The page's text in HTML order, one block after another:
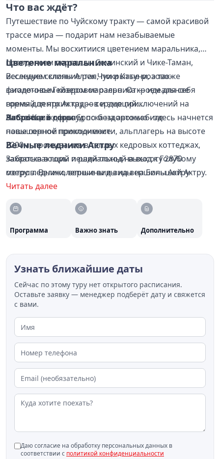
Что вас ждёт?
Путешествие по Чуйскому тракту — самой красивой
трассе мира — подарит нам незабываемые
моменты. Мы восхитиися цветением маральника,
преодолеем перевалы Семинский и Чике-Таман,
исследуем слияние рек Чуи и Катуни, а также
загадочное Гейзеровое озеро. Откроем для себя
горный центр Актру — сердце приключений на
Алтае! Кас ждет заброска на автомобиле
повышенной проходимости, альплагерь на высоте
2200м, проживание в теплых кедровых коттеджах,
захватывающий пеший поход на высоту 2870
метров. Великолепные виды на вершины Актру-
Баши, Кызыл-Таш и вечные ледники Северо-Чуйского
Главные приключения:
Цветение маральника
Весенние склоны Алтая, покрытые розово-
фиолетовым ковром маральника — идеальное
время для ярких кадров и эмоций.
Заброска в горы
Настоящий оф-роуд по бездорожью - здесь начнется
наше горное приключение
Вечные ледники Актру
Заброска в горы и радиальный выход к Голубому
озеру: ледники, вершины и виды на Большой Актру.
Читать далее
Программа Важно знать Дополнительно
Узнать ближайшие даты
Сейчас по этому туру нет открытого расписания.
Оставьте заявку — менеджер подберёт дату и свяжется
с вами.
Даю согласие на обработку персональных данных в
соответствии с политикой конфиденциальности